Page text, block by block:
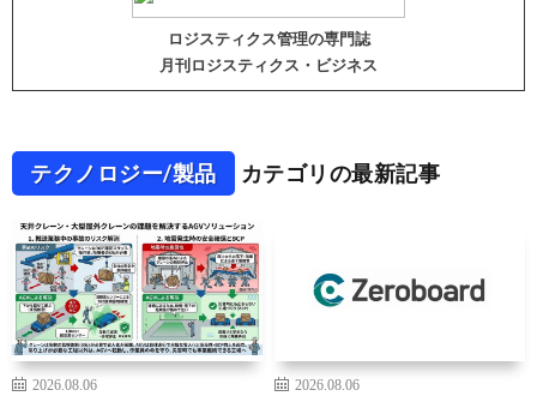
ロジスティクス管理の専門誌
月刊ロジスティクス・ビジネス
テクノロジー/製品 カテゴリの最新記事
2026.08.06
2026.08.06